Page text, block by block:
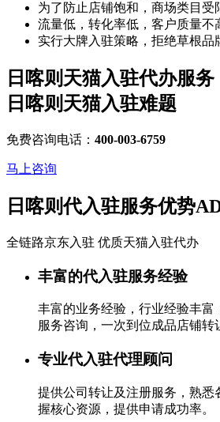
为了防止店铺饱和，商场类目受
流量低，转化率低，客户质量不
实行大牌入驻策略，拒绝草根品
日喀则天猫入驻代办服
日喀则天猫入驻难题
免费咨询电话： 400-003-6759
马上咨询
日喀则代入驻服务优势
全链路京东入驻 优质天猫入驻代办
丰富的代入驻服务经验
丰富的业务经验，行业经验丰富
服务咨询，一次到位成品店铺转
专业代入驻代理顾问
提供公司转让及注册服务，熟悉
握核心资源，提供申请成功率。